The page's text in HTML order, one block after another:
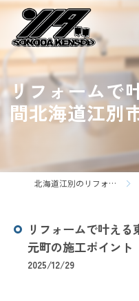
リフォームで
間北海道江別
北海道江別のリフォームなら株式会社園田建装
リフォームで叶え
元町の施工ポイント
2025/12/29